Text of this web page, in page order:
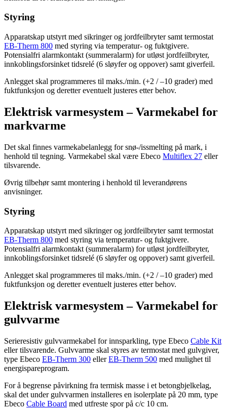
Styring
Apparatskap utstyrt med sikringer og jordfeilbryter samt termostat
EB-Therm 800 med styring via temperatur- og fuktgivere.
Potensialfri alarmkontakt (summeralarm) for utløst jordfeilbryter,
innkoblingsforsinket tidsrelé (6 sløyfer og oppover) samt giverfeil.
Anlegget skal programmeres til maks./min. (+2 / –10 grader) med
fuktfunksjon og deretter eventuelt justeres etter behov.
Elektrisk varmesystem – Varmekabel for
markvarme
Det skal finnes varmekabelanlegg for snø-/issmelting på mark, i
henhold til tegning. Varmekabel skal være Ebeco Multiflex 27 eller
tilsvarende.
Øvrig tilbehør samt montering i henhold til leverandørens
anvisninger.
Styring
Apparatskap utstyrt med sikringer og jordfeilbryter samt termostat
EB-Therm 800 med styring via temperatur- og fuktgivere.
Potensialfri alarmkontakt (summeralarm) for utløst jordfeilbryter,
innkoblingsforsinket tidsrelé (6 sløyfer og oppover) samt giverfeil.
Anlegget skal programmeres til maks./min. (+2 / –10 grader) med
fuktfunksjon og deretter eventuelt justeres etter behov.
Elektrisk varmesystem – Varmekabel for
gulvvarme
Serieresistiv gulvvarmekabel for innsparkling, type Ebeco Cable Kit
eller tilsvarende. Gulvvarme skal styres av termostat med gulvgiver,
type Ebeco EB-Therm 300 ellerEB-Therm 500 med mulighet til
energispareprogram.
For å begrense påvirkning fra termisk masse i et betongbjelkelag,
skal det under gulvvarmen installeres en isolerplate på 20 mm, type
Ebeco Cable Board med utfreste spor på c/c 10 cm.